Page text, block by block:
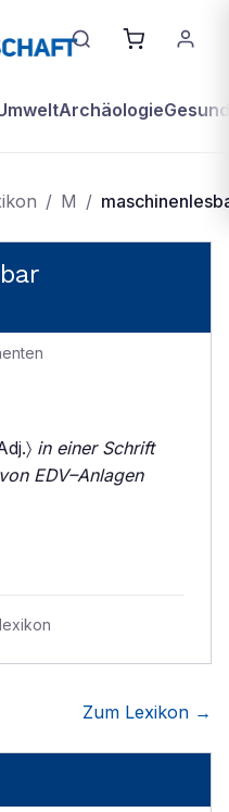
Archäologie
/ M /
in einer Schrift
EDV–Anlagen
Zum Lexikon →